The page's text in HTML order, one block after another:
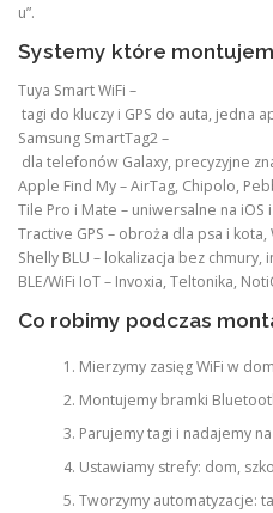
u”.
Systemy które
Tuya Smart WiFi –
tagi do kluczy i GPS do auta, jedna
Samsung SmartTag2 –
dla telefonów Galaxy, precyzyjne
Apple Find My – AirTag, Chipolo,
Tile Pro i Mate – uniwersalne na iOS
Tractive GPS – obroża dla psa i
Shelly BLU – lokalizacja bez
BLE/WiFi IoT – Invoxia, Teltonika,
Co robimy podczas
Mierzymy zasięg WiFi w
Montujemy bramki
Parujemy tagi i nadajemy
Ustawiamy strefy: dom,
Tworzymy automatyzacje: